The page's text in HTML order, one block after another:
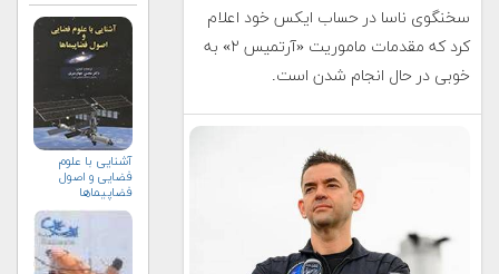
سخنگوی ناسا در حساب ایکس خود اعلام
کرد که مقدمات ماموریت «آرتمیس ۲» به
خوبی در حال انجام شدن است.
آشنایی با علوم
فضایی و اصول
فضاپیماها